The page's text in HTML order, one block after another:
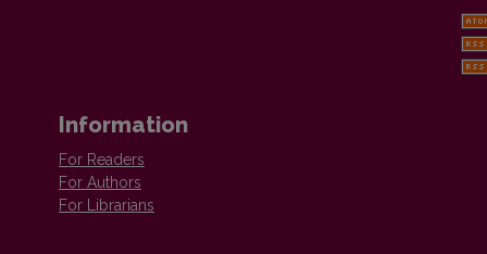
Information
For Readers
For Authors
For Librarians